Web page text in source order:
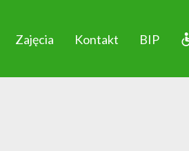
Zajęcia Kontakt BIP